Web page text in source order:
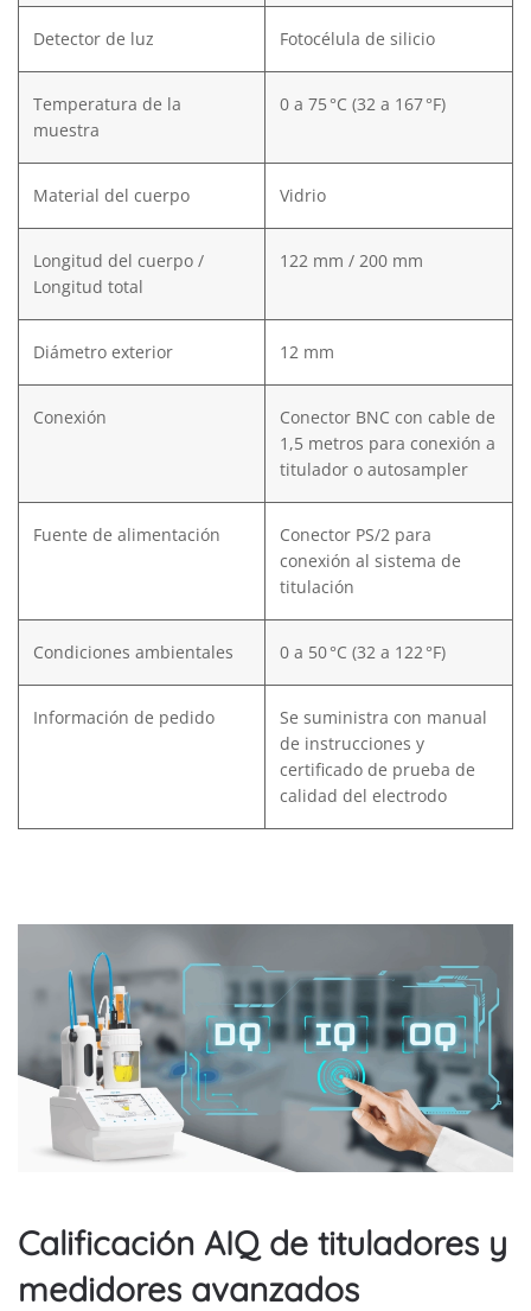
Detector de luz Fotocélula de silicio
Temperatura de la
muestra
0 a 75 °C (32 a 167 °F)
Material del cuerpo Vidrio
Longitud del cuerpo /
Longitud total
122 mm / 200 mm
Diámetro exterior 12 mm
Conexión
Conector BNC con cable de
1,5 metros para conexión a
titulador o autosampler
Fuente de alimentación
Conector PS/2 para
conexión al sistema de
titulación
Condiciones ambientales 0 a 50 °C (32 a 122 °F)
Información de pedido
Se suministra con manual
de instrucciones y
certificado de prueba de
calidad del electrodo
Calificación AIQ de tituladores y
medidores avanzados